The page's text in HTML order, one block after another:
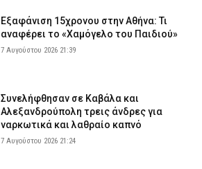
Εξαφάνιση 15χρονου στην Αθήνα: Τι
αναφέρει το «Χαμόγελο του Παιδιού»
7 Αυγούστου 2026 21:39
Συνελήφθησαν σε Καβάλα και
Αλεξανδρούπολη τρεις άνδρες για
ναρκωτικά και λαθραίο καπνό
7 Αυγούστου 2026 21:24